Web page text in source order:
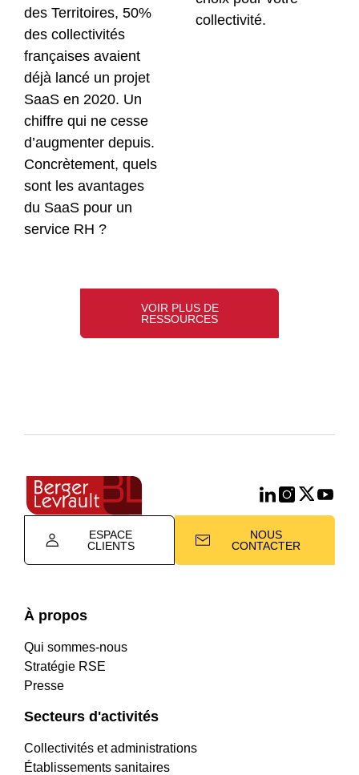
des Territoires, 50%
des collectivités
françaises avaient
déjà lancé un projet
SaaS en 2020. Un
chiffre qui ne cesse
d’augmenter depuis.
Concrètement, quels
sont les avantages
du SaaS pour un
service RH ?
collectivité.
VOIR PLUS DE
RESSOURCES
ESPACE
CLIENTS
NOUS
CONTACTER
À propos
Qui sommes-nous
Stratégie RSE
Presse
Secteurs d'activités
Collectivités et administrations
Établissements sanitaires